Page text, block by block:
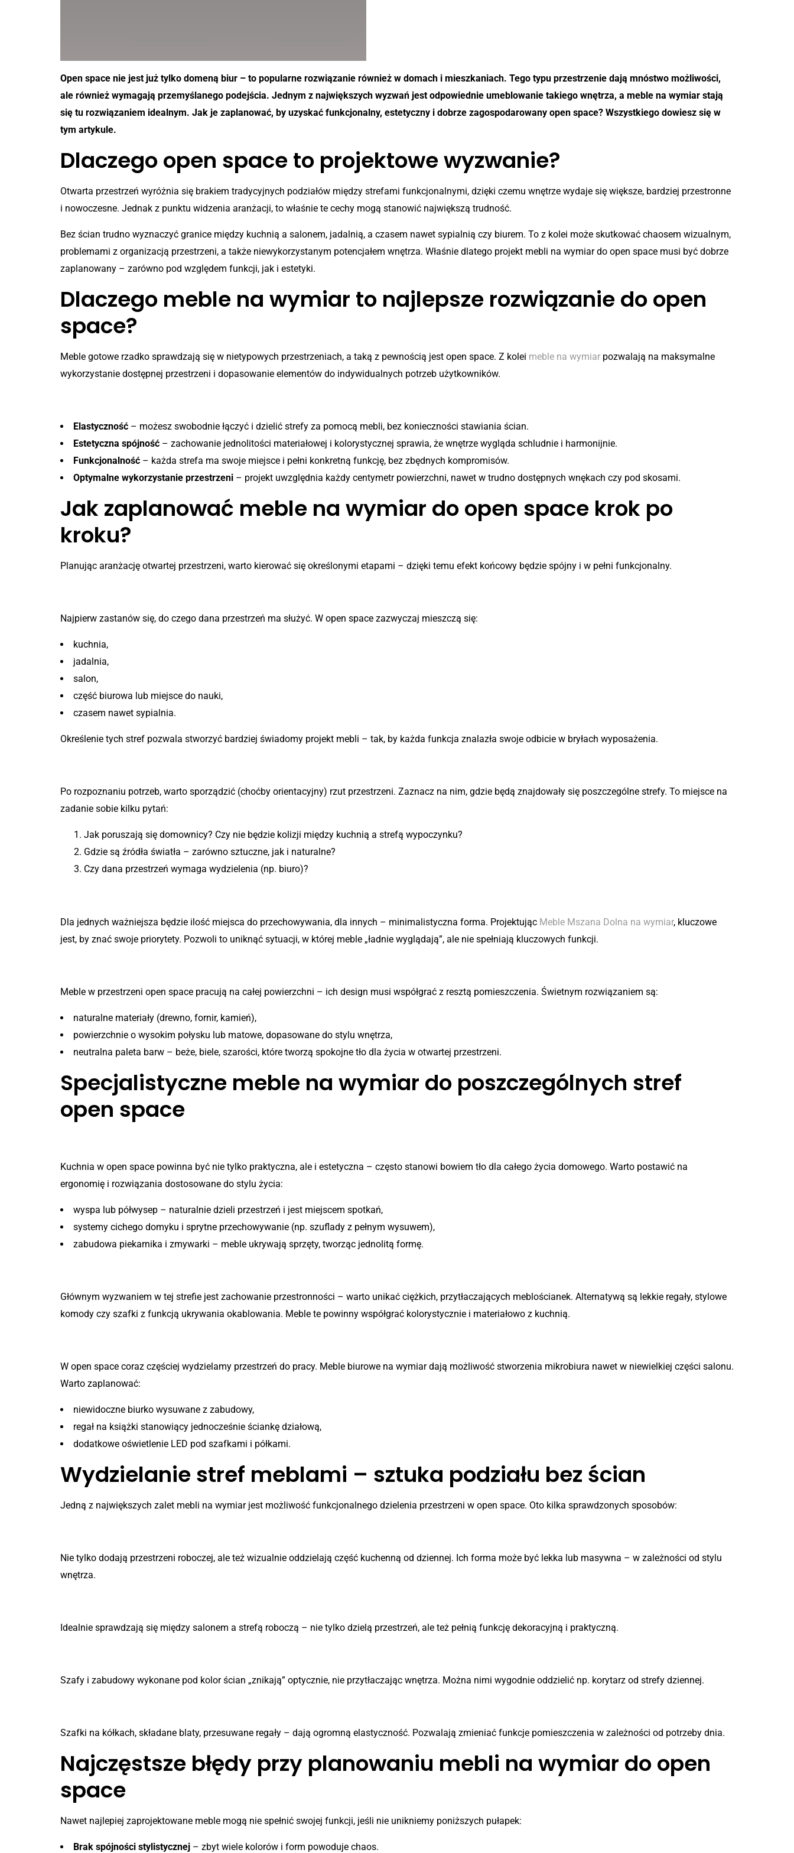
Open space nie jest już tylko domeną biur – to popularne rozwiązanie również w domach i mieszkaniach. Tego typu przestrzenie dają mnóstwo możliwości,
ale również wymagają przemyślanego podejścia. Jednym z największych wyzwań jest odpowiednie umeblowanie takiego wnętrza, a meble na wymiar stają
się tu rozwiązaniem idealnym. Jak je zaplanować, by uzyskać funkcjonalny, estetyczny i dobrze zagospodarowany open space? Wszystkiego dowiesz się w
tym artykule.
Dlaczego open space to projektowe wyzwanie?
Otwarta przestrzeń wyróżnia się brakiem tradycyjnych podziałów między strefami funkcjonalnymi, dzięki czemu wnętrze wydaje się większe, bardziej przestronne
i nowoczesne. Jednak z punktu widzenia aranżacji, to właśnie te cechy mogą stanowić największą trudność.
Bez ścian trudno wyznaczyć granice między kuchnią a salonem, jadalnią, a czasem nawet sypialnią czy biurem. To z kolei może skutkować chaosem wizualnym,
problemami z organizacją przestrzeni, a także niewykorzystanym potencjałem wnętrza. Właśnie dlatego projekt mebli na wymiar do open space musi być dobrze
zaplanowany – zarówno pod względem funkcji, jak i estetyki.
Dlaczego meble na wymiar to najlepsze rozwiązanie do open
space?
Meble gotowe rzadko sprawdzają się w nietypowych przestrzeniach, a taką z pewnością jest open space. Z kolei meble na wymiar pozwalają na maksymalne
wykorzystanie dostępnej przestrzeni i dopasowanie elementów do indywidualnych potrzeb użytkowników.
Elastyczność – możesz swobodnie łączyć i dzielić strefy za pomocą mebli, bez konieczności stawiania ścian.
Estetyczna spójność – zachowanie jednolitości materiałowej i kolorystycznej sprawia, że wnętrze wygląda schludnie i harmonijnie.
Funkcjonalność – każda strefa ma swoje miejsce i pełni konkretną funkcję, bez zbędnych kompromisów.
Optymalne wykorzystanie przestrzeni – projekt uwzględnia każdy centymetr powierzchni, nawet w trudno dostępnych wnękach czy pod skosami.
Jak zaplanować meble na wymiar do open space krok po
kroku?
Planując aranżację otwartej przestrzeni, warto kierować się określonymi etapami – dzięki temu efekt końcowy będzie spójny i w pełni funkcjonalny.
Najpierw zastanów się, do czego dana przestrzeń ma służyć. W open space zazwyczaj mieszczą się:
kuchnia,
jadalnia,
salon,
część biurowa lub miejsce do nauki,
czasem nawet sypialnia.
Określenie tych stref pozwala stworzyć bardziej świadomy projekt mebli – tak, by każda funkcja znalazła swoje odbicie w bryłach wyposażenia.
Po rozpoznaniu potrzeb, warto sporządzić (choćby orientacyjny) rzut przestrzeni. Zaznacz na nim, gdzie będą znajdowały się poszczególne strefy. To miejsce na
zadanie sobie kilku pytań:
Jak poruszają się domownicy? Czy nie będzie kolizji między kuchnią a strefą wypoczynku?
Gdzie są źródła światła – zarówno sztuczne, jak i naturalne?
Czy dana przestrzeń wymaga wydzielenia (np. biuro)?
Dla jednych ważniejsza będzie ilość miejsca do przechowywania, dla innych – minimalistyczna forma. Projektując Meble Mszana Dolna na wymiar, kluczowe
jest, by znać swoje priorytety. Pozwoli to uniknąć sytuacji, w której meble „ładnie wyglądają”, ale nie spełniają kluczowych funkcji.
Meble w przestrzeni open space pracują na całej powierzchni – ich design musi współgrać z resztą pomieszczenia. Świetnym rozwiązaniem są:
naturalne materiały (drewno, fornir, kamień),
powierzchnie o wysokim połysku lub matowe, dopasowane do stylu wnętrza,
neutralna paleta barw – beże, biele, szarości, które tworzą spokojne tło dla życia w otwartej przestrzeni.
Specjalistyczne meble na wymiar do poszczególnych stref
open space
Kuchnia w open space powinna być nie tylko praktyczna, ale i estetyczna – często stanowi bowiem tło dla całego życia domowego. Warto postawić na
ergonomię i rozwiązania dostosowane do stylu życia:
wyspa lub półwysep – naturalnie dzieli przestrzeń i jest miejscem spotkań,
systemy cichego domyku i sprytne przechowywanie (np. szuflady z pełnym wysuwem),
zabudowa piekarnika i zmywarki – meble ukrywają sprzęty, tworząc jednolitą formę.
Głównym wyzwaniem w tej strefie jest zachowanie przestronności – warto unikać ciężkich, przytłaczających meblościanek. Alternatywą są lekkie regały, stylowe
komody czy szafki z funkcją ukrywania okablowania. Meble te powinny współgrać kolorystycznie i materiałowo z kuchnią.
W open space coraz częściej wydzielamy przestrzeń do pracy. Meble biurowe na wymiar dają możliwość stworzenia mikrobiura nawet w niewielkiej części salonu.
Warto zaplanować:
niewidoczne biurko wysuwane z zabudowy,
regał na książki stanowiący jednocześnie ściankę działową,
dodatkowe oświetlenie LED pod szafkami i półkami.
Wydzielanie stref meblami – sztuka podziału bez ścian
Jedną z największych zalet mebli na wymiar jest możliwość funkcjonalnego dzielenia przestrzeni w open space. Oto kilka sprawdzonych sposobów:
Nie tylko dodają przestrzeni roboczej, ale też wizualnie oddzielają część kuchenną od dziennej. Ich forma może być lekka lub masywna – w zależności od stylu
wnętrza.
Idealnie sprawdzają się między salonem a strefą roboczą – nie tylko dzielą przestrzeń, ale też pełnią funkcję dekoracyjną i praktyczną.
Szafy i zabudowy wykonane pod kolor ścian „znikają” optycznie, nie przytłaczając wnętrza. Można nimi wygodnie oddzielić np. korytarz od strefy dziennej.
Szafki na kółkach, składane blaty, przesuwane regały – dają ogromną elastyczność. Pozwalają zmieniać funkcje pomieszczenia w zależności od potrzeby dnia.
Najczęstsze błędy przy planowaniu mebli na wymiar do open
space
Nawet najlepiej zaprojektowane meble mogą nie spełnić swojej funkcji, jeśli nie unikniemy poniższych pułapek:
Brak spójności stylistycznej – zbyt wiele kolorów i form powoduje chaos.